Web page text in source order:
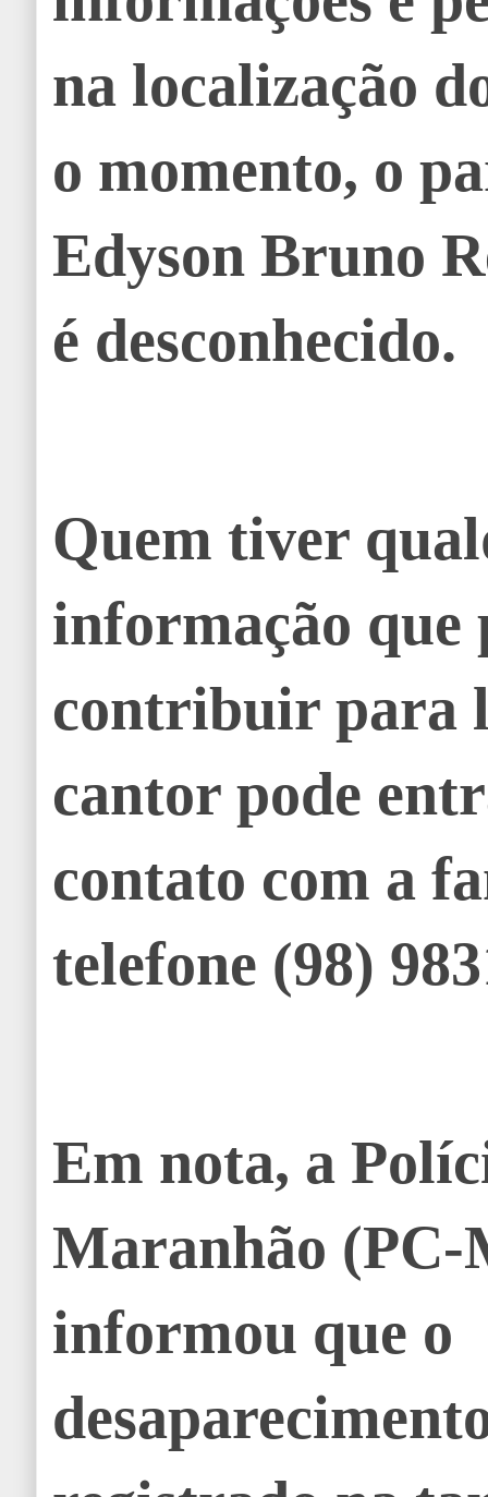
na localização
o momento, o
Edyson Bruno
é desconhecido.
Quem tiver
informação que
contribuir para
cantor pode
contato com a
telefone (98)
Em nota, a
Maranhão
informou que o